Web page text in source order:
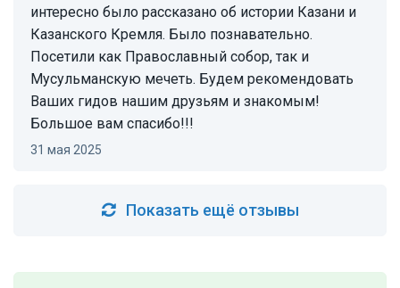
интересно было рассказано об истории Казани и
Казанского Кремля. Было познавательно.
Посетили как Православный собор, так и
Мусульманскую мечеть. Будем рекомендовать
Ваших гидов нашим друзьям и знакомым!
Большое вам спасибо!!!
31 мая 2025
Показать ещё отзывы